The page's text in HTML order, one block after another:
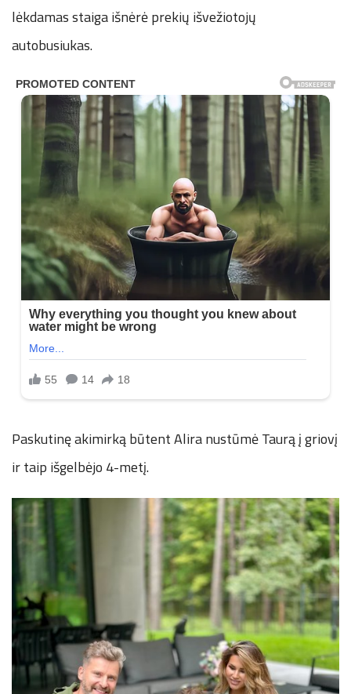
lėkdamas staiga išnėrė prekių išvežiotojų
autobusiukas.
Paskutinę akimirką būtent Alira nustūmė Taurą į griovį
ir taip išgelbėjo 4-metį.